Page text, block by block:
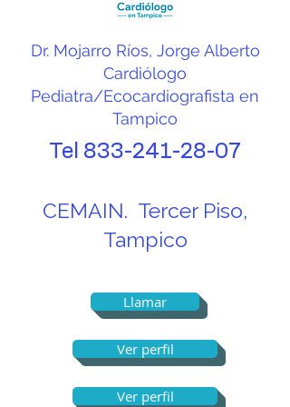
atendidos por los
cardiólogos pediatras se
encuentran los soplos
cardíacos, las cardiopatías
congénitas, las
alteraciones del ritmo
las válvulas cardíacas y
algunas enfermedades
que afectan el músculo
del corazón. Aunque
escuchar la palabra
Dr. Mojarro Ríos, Jorge Alberto
Cardiólogo
Pediatra/Ecocardiografista en
Tampico
Tel 833-241-28-07
CEMAIN. Tercer Piso,
Tampico
Llamar
Ver perfil
Ver perfil